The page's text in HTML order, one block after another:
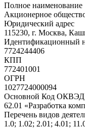
Полное наименование
Акционерное
Юридический адрес
115230, г. Москва,
Идентификационный
7724244406
КПП
772401001
ОГРН
1027724000094
Основной Код ОКВЭД
62.01 «Разработка
Перечень видов
1.0; 1.02; 2.01; 4.01;